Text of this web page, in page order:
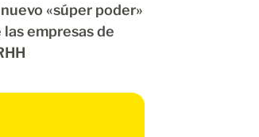
«súper poder»
las empresas de